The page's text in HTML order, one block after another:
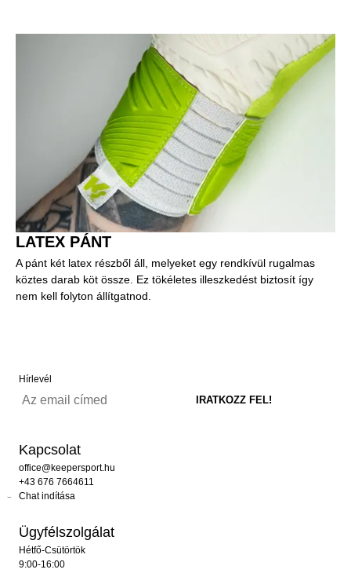
LATEX PÁNT
A pánt két latex részből áll, melyeket egy rendkívül rugalmas
köztes darab köt össze. Ez tökéletes illeszkedést biztosít így
nem kell folyton állítgatnod.
Hírlevél
Kapcsolat
office@keepersport.hu
+43 676 7664611
Chat indítása
Ügyfélszolgálat
Hétfő-Csütörtök
9:00-16:00